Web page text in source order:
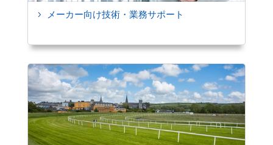
5 メーカー向け技術・業務サポート